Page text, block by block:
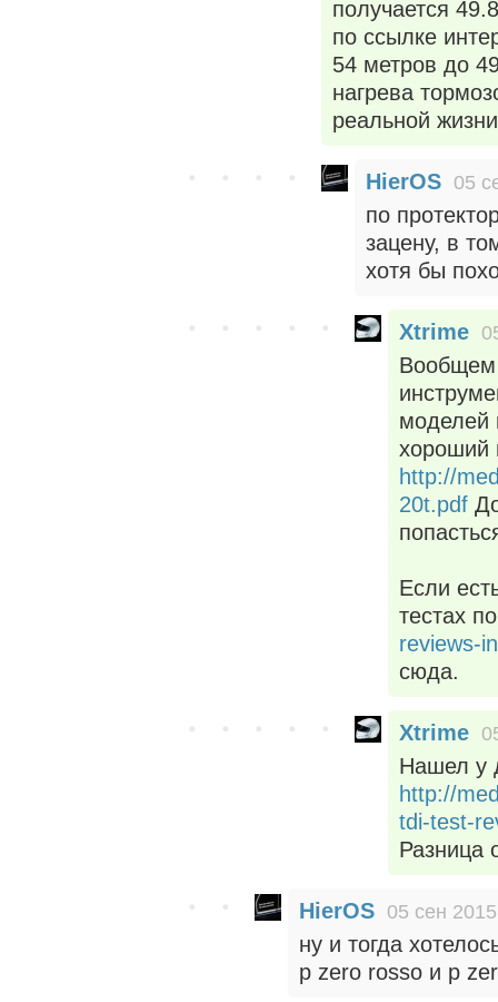
получается
по ссылке
54 метров до
нагрева
реальной
HierOS 05
по
зацену, в
хотя бы
Xtrime
Вообщем
моделей
хороший
http://
20t.pdf
Если
тестах
reviews-
сюда.
Xtrime
Нашел у
http://
tdi-test-
Разница
HierOS 05 сен
ну и тогда
p zero rosso и p